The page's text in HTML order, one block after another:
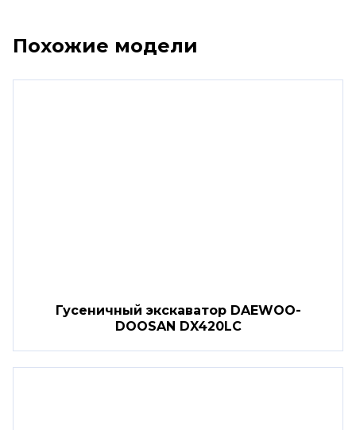
Похожие модели
Гусеничный экскаватор DAEWOO-
DOOSAN DX420LC